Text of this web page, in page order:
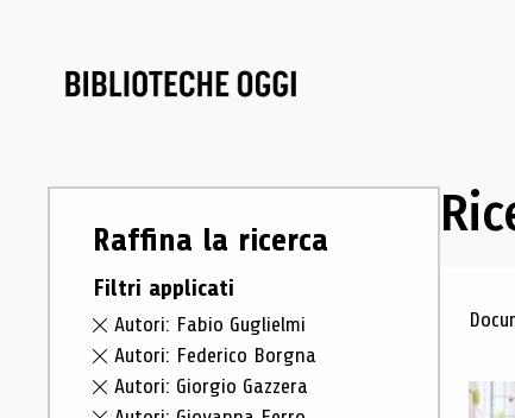
Raffina la ricerca
Filtri applicati
Autori: Fabio Guglielmi
Autori: Federico Borgna
Autori: Giorgio Gazzera